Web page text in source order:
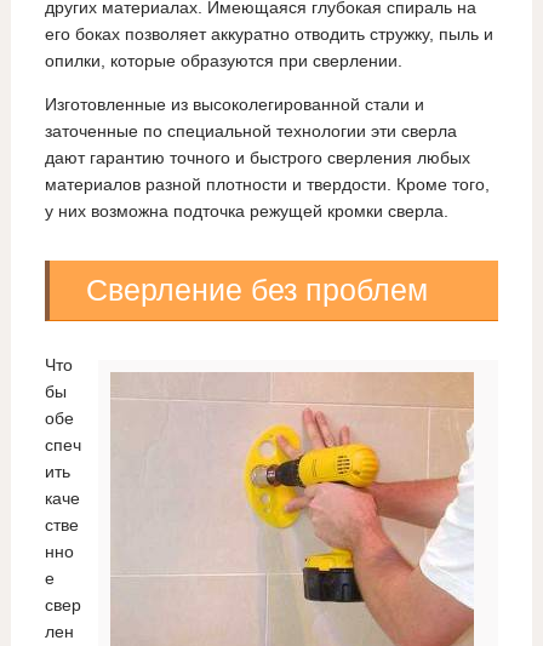
других материалах. Имеющаяся глубокая спираль на
его боках позволяет аккуратно отводить стружку, пыль и
опилки, которые образуются при сверлении.
Изготовленные из высоколегированной стали и
заточенные по специальной технологии эти сверла
дают гарантию точного и быстрого сверления любых
материалов разной плотности и твердости. Кроме того,
у них возможна подточка режущей кромки сверла.
Сверление без проблем
Что
бы
обе
спеч
ить
каче
стве
нно
е
свер
лен